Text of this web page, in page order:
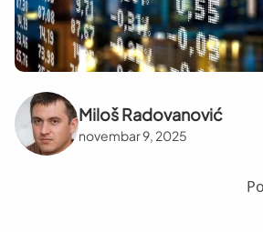
Miloš Radovanović
novembar 9, 2025